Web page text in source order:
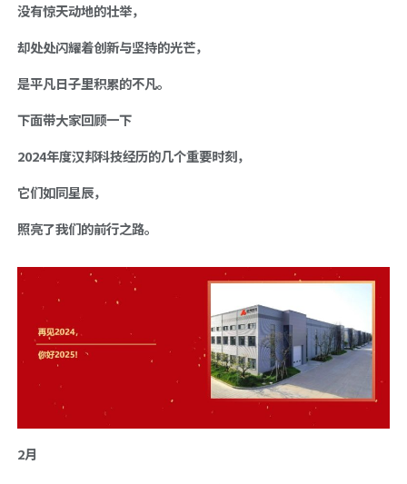
没有惊天动地的壮举，
却处处闪耀着创新与坚持的光芒，
是平凡日子里积累的不凡。
下面带大家回顾一下
2024年度汉邦科技经历的几个重要时刻，
它们如同星辰，
照亮了我们的前行之路。
2月